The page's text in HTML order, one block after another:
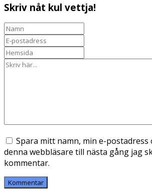
Skriv nåt kul vettja!
Spara mitt namn, min e-postadress
denna webbläsare till nästa gång jag
kommentar.